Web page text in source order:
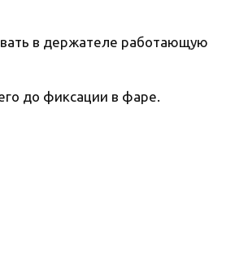
в держателе работающую
до фиксации в фаре.